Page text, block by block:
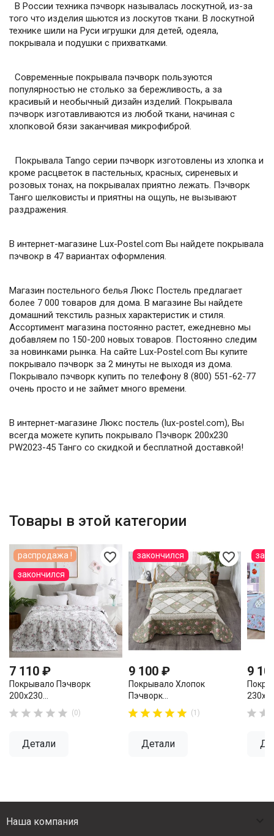
В России техника пэчворк называлась лоскутной, из-за
того что изделия шьются из лоскутов ткани. В лоскутной
технике шили на Руси игрушки для детей, одеяла,
покрывала и подушки с прихватками.
Современные покрывала пэчворк пользуются
популярностью не столько за бережливость, а за
красивый и необычный дизайн изделий. Покрывала
пэчворк изготавливаются из любой ткани, начиная с
хлопковой бязи заканчивая микрофиброй.
Покрывала Tango серии пэчворк изготовлены из хлопка и
кроме расцветок в пастельных, красных, сиреневых и
розовых тонах, на покрывалах приятно лежать. Пэчворк
Танго шелковисты и приятны на ощупь, не вызывают
раздражения.
В интернет-магазине Lux-Postel.com Вы найдете покрывала
пэчвокр в 47 вариантах оформления.
Магазин постельного белья Люкс Постель предлагает
более 7 000 товаров для дома. В магазине Вы найдете
домашний текстиль разных характеристик и стиля.
Ассортимент магазина постоянно растет, ежедневно мы
добавляем по 150-200 новых товаров. Постоянно следим
за новинками рынка. На сайте Lux-Postel.com Вы купите
покрывало пэчворк за 2 минуты не выходя из дома.
Покрывало пэчворк купить по телефону 8 (800) 551-62-77
очень просто и не займет много времени.
В интернет-магазине Люкс постель (lux-postel.com), Вы
всегда можете купить покрывало Пэчворк 200х230
PW2023-45 Танго со скидкой и бесплатной доставкой!
Товары в этой категории
favorite_border
7 110 ₽
Покрывало Пэчворк
200х230...
     (0)
Детали
распродажа !
закончился
favorite_border
9 100 ₽
Покрывало Хлопок
Пэчворк...

 (1)
Детали
закончился
9
 
Наша компания